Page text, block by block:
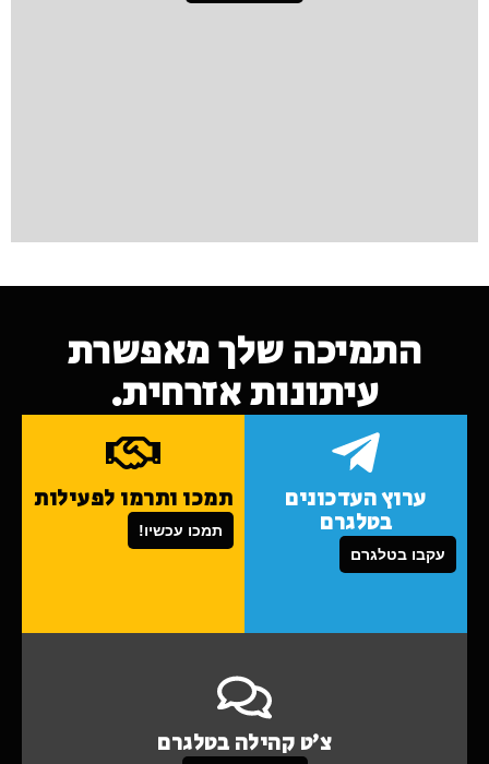
התמיכה שלך מאפשרת
עיתונות אזרחית.
ערוץ העדכונים
בטלגרם
עקבו בטלגרם
תמכו ותרמו לפעילות
תמכו עכשיו!
צ'ט קהילה בטלגרם